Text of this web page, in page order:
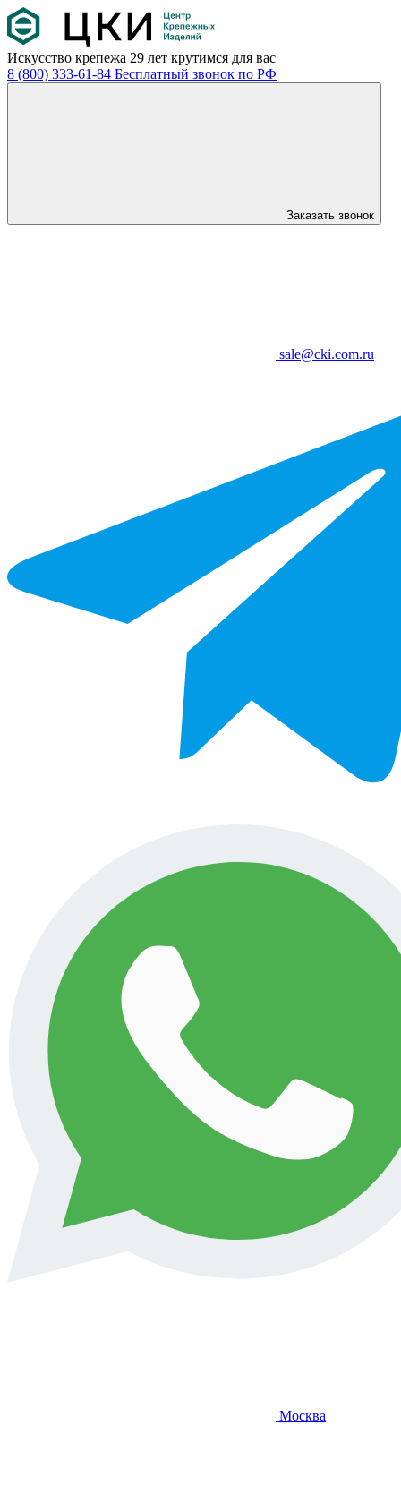
Искусство крепежа 29 лет крутимся для вас
8 (800) 333-61-84 Бесплатный звонок по РФ
Заказать звонок
sale@cki.com.ru
Москва